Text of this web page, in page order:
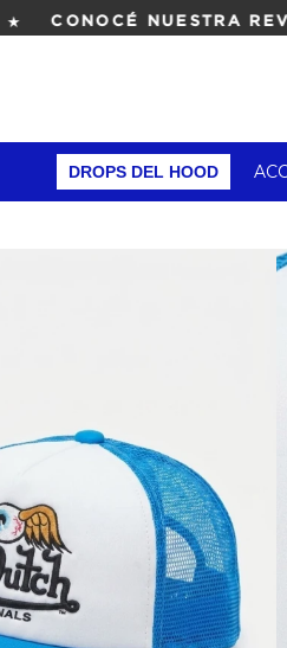
CONOCÉ NUESTRA
DROPS DEL HOOD